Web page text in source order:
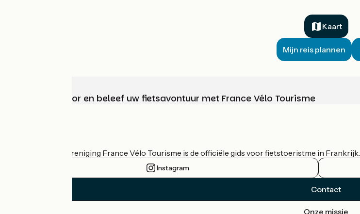
Kaart
Mijn reis plannen
Kies, bereid voor en beleef uw fietsavontuur met France Vélo Tourisme
De nationale vereniging France Vélo Tourisme is de officiële gids voor fietstoeristme in Frankrijk.
Instagram
Contact
Onze missie